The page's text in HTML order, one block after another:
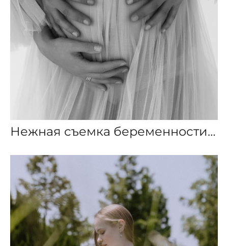
Нежная съемка беременности в студии